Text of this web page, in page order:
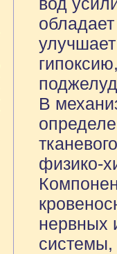
В
физико-
нервных
системы,